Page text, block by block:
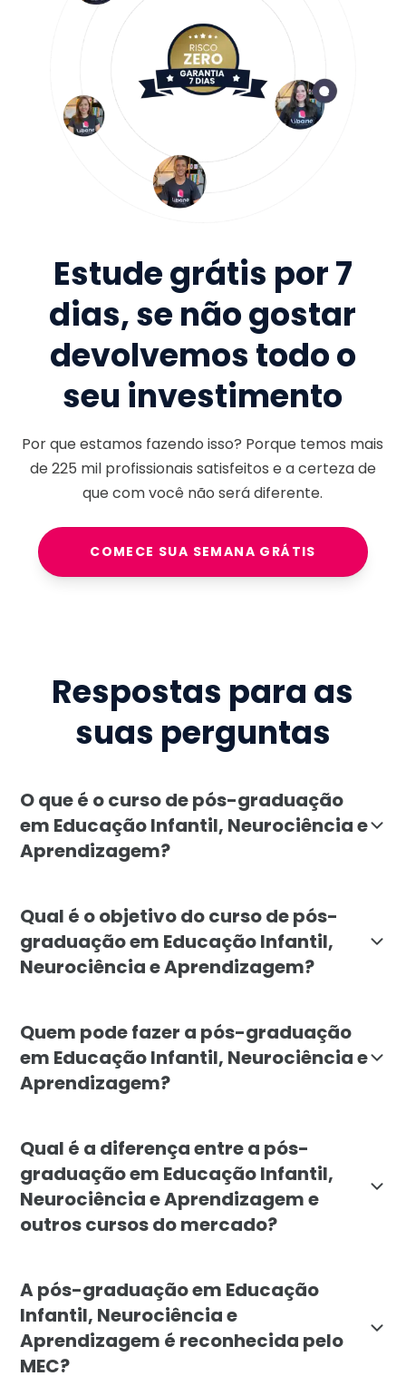
Estude grátis por 7
dias, se não gostar
devolvemos todo o
seu investimento
Por que estamos fazendo isso? Porque temos mais
de225 milprofissionais satisfeitos e a certeza de
que com você não será diferente.
COMECE SUA SEMANA GRÁTIS
Respostas para as
suas perguntas
O que é o curso de pós-graduação
em Educação Infantil, Neurociência e
Aprendizagem?
Qual é o objetivo do curso de pós-
graduação em Educação Infantil,
Neurociência e Aprendizagem?
Quem pode fazer a pós-graduação
em Educação Infantil, Neurociência e
Aprendizagem?
Qual é a diferença entre a pós-
graduação em Educação Infantil,
Neurociência e Aprendizagem e
outros cursos do mercado?
A pós-graduação em Educação
Infantil, Neurociência e
Aprendizagem é reconhecida pelo
MEC?